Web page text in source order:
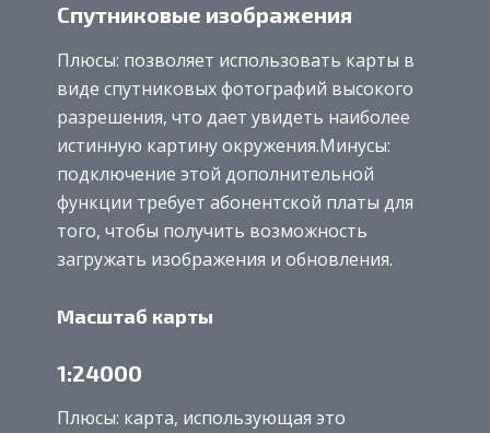
Спутниковые изображения
Плюсы: позволяет использовать карты в
виде спутниковых фотографий высокого
разрешения, что дает увидеть наиболее
истинную картину окружения.Минусы:
подключение этой дополнительной
функции требует абонентской платы для
того, чтобы получить возможность
загружать изображения и обновления.
Масштаб карты
1:24000
Плюсы: карта, использующая это